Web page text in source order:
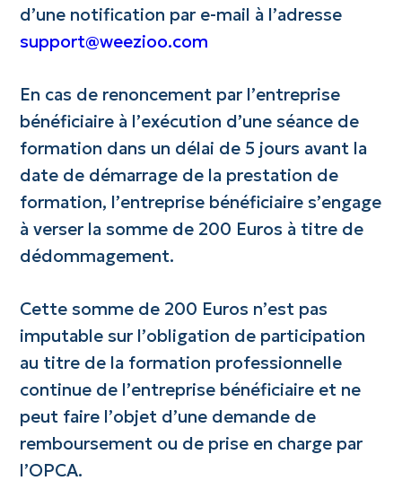
d’une notification par e-mail à l’adresse
support@weezioo.com
En cas de renoncement par l’entreprise
bénéficiaire à l’exécution d’une séance de
formation dans un délai de 5 jours avant la
date de démarrage de la prestation de
formation, l’entreprise bénéficiaire s’engage
à verser la somme de 200 Euros à titre de
dédommagement.
Cette somme de 200 Euros n’est pas
imputable sur l’obligation de participation
au titre de la formation professionnelle
continue de l’entreprise bénéficiaire et ne
peut faire l’objet d’une demande de
remboursement ou de prise en charge par
l’OPCA.